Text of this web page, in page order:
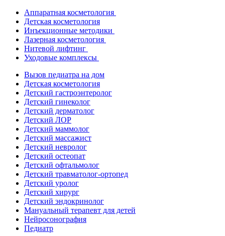
Аппаратная косметология
Детская косметология
Инъекционные методики
Лазерная косметология
Нитевой лифтинг
Уходовые комплексы
Вызов педиатра на дом
Детская косметология
Детский гастроэнтеролог
Детский гинеколог
Детский дерматолог
Детский ЛОР
Детский маммолог
Детский массажист
Детский невролог
Детский остеопат
Детский офтальмолог
Детский травматолог-ортопед
Детский уролог
Детский хирург
Детский эндокринолог
Мануальный терапевт для детей
Нейросонография
Педиатр